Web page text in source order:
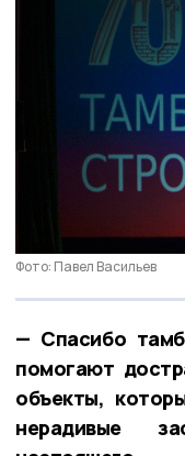
Фото: Павел Васильев
— Спасибо
помогают
объекты,
нерадивые